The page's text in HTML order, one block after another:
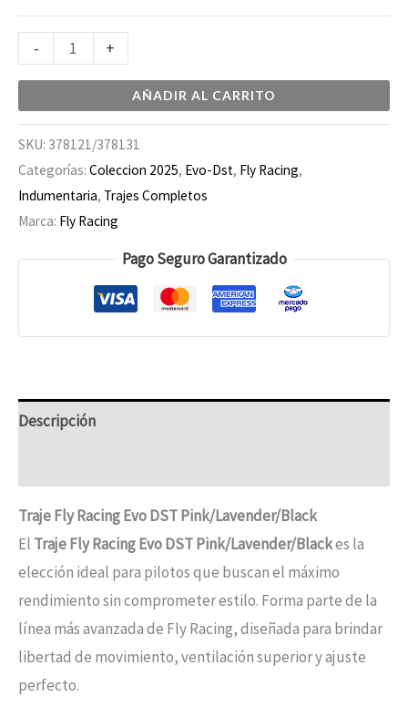
- +
AÑADIR AL CARRITO
SKU: 378121/378131
Categorías: Coleccion 2025, Evo-Dst, Fly Racing,
Indumentaria, Trajes Completos
Marca: Fly Racing
Pago Seguro Garantizado
Descripción
Traje Fly Racing Evo DST Pink/Lavender/Black
El Traje Fly Racing Evo DST Pink/Lavender/Blackes la
elección ideal para pilotos que buscan el máximo
rendimiento sin comprometer estilo. Forma parte de la
línea más avanzada de Fly Racing, diseñada para brindar
libertad de movimiento, ventilación superior y ajuste
perfecto.